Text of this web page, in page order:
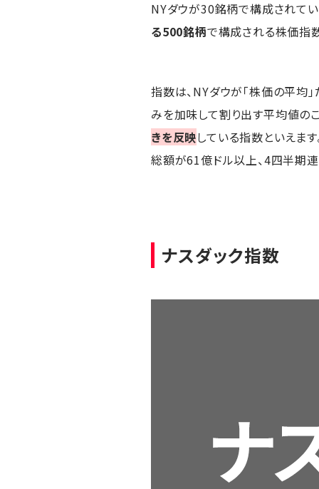
NYダウが30銘柄で構成されてい
る500銘柄で構成される株価指
指数は、NYダウが「株価の平均
みを加味して割り出す平均値の
きを反映している指数といえま
総額が61億ドル以上、4四半期
ナスダック指数